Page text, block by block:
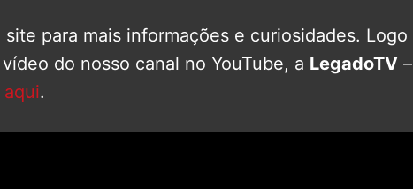
para mais informações e curiosidades. Logo
do nosso canal no YouTube, a LegadoTV –
.